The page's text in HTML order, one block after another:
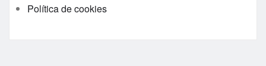
Política de cookies